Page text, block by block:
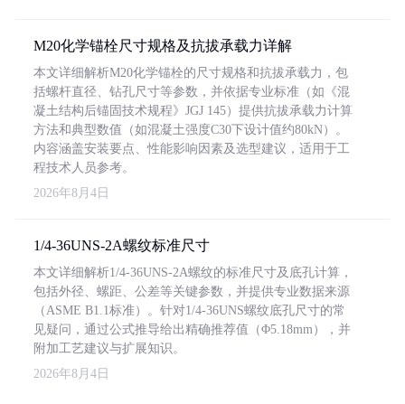
M20化学锚栓尺寸规格及抗拔承载力详解
本文详细解析M20化学锚栓的尺寸规格和抗拔承载力，包
括螺杆直径、钻孔尺寸等参数，并依据专业标准（如《混
凝土结构后锚固技术规程》JGJ 145）提供抗拔承载力计算
方法和典型数值（如混凝土强度C30下设计值约80kN）。
内容涵盖安装要点、性能影响因素及选型建议，适用于工
程技术人员参考。
2026年8月4日
1/4-36UNS-2A螺纹标准尺寸
本文详细解析1/4-36UNS-2A螺纹的标准尺寸及底孔计算，
包括外径、螺距、公差等关键参数，并提供专业数据来源
（ASME B1.1标准）。针对1/4-36UNS螺纹底孔尺寸的常
见疑问，通过公式推导给出精确推荐值（Φ5.18mm），并
附加工艺建议与扩展知识。
2026年8月4日